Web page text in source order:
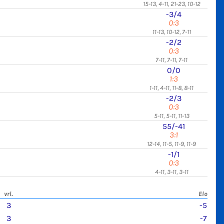
15-13, 4-11, 21-23, 10-12
-3/4
0:3
11-13, 10-12, 7-11
-2/2
0:3
7-11, 7-11, 7-11
0/0
1:3
1-11, 4-11, 11-8, 8-11
-2/3
0:3
5-11, 5-11, 11-13
55/-41
3:1
12-14, 11-5, 11-9, 11-9
-1/1
0:3
4-11, 3-11, 3-11
vrl. Elo
3
-5
3 -7